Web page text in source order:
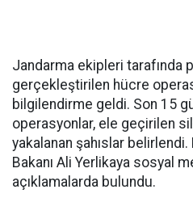
Jandarma ekipleri tarafında
gerçekleştirilen hücre
bilgilendirme geldi. Son 15
operasyonlar, ele geçirilen
yakalanan şahıslar
Bakanı Ali Yerlikaya sosyal
açıklamalarda bulundu.